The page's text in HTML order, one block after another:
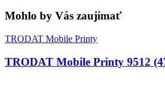
Mohlo by Vás zaujímať
TRODAT Mobile Printy
TRODAT Mobile Printy 9512